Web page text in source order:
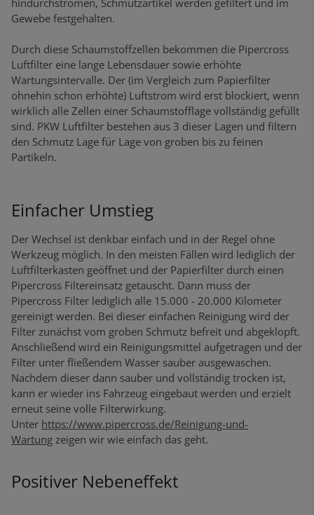
Gewebe festgehalten.
Durch diese Schaumstoffzellen bekommen die Pipercross
Luftfilter eine lange Lebensdauer sowie erhöhte
Wartungsintervalle. Der (im Vergleich zum Papierfilter
ohnehin schon erhöhte) Luftstrom wird erst blockiert, wenn
wirklich alle Zellen einer Schaumstofflage vollständig gefüllt
sind. PKW Luftfilter bestehen aus 3 dieser Lagen und filtern
den Schmutz Lage für Lage von groben bis zu feinen
Partikeln.
Einfacher Umstieg
Der Wechsel ist denkbar einfach und in der Regel ohne
Werkzeug möglich. In den meisten Fällen wird lediglich der
Luftfilterkasten geöffnet und der Papierfilter durch einen
Pipercross Filtereinsatz getauscht. Dann muss der
Pipercross Filter lediglich alle 15.000 - 20.000 Kilometer
gereinigt werden. Bei dieser einfachen Reinigung wird der
Filter zunächst vom groben Schmutz befreit und abgeklopft.
Anschließend wird ein Reinigungsmittel aufgetragen und der
Filter unter fließendem Wasser sauber ausgewaschen.
Nachdem dieser dann sauber und vollständig trocken ist,
kann er wieder ins Fahrzeug eingebaut werden und erzielt
erneut seine volle Filterwirkung.
Unter https://www.pipercross.de/Reinigung-und-
Wartung zeigen wir wie einfach das geht.
Positiver Nebeneffekt